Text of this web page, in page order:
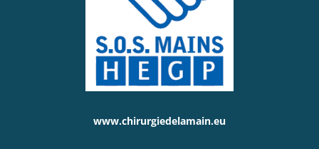
www.chirurgiedelamain.eu